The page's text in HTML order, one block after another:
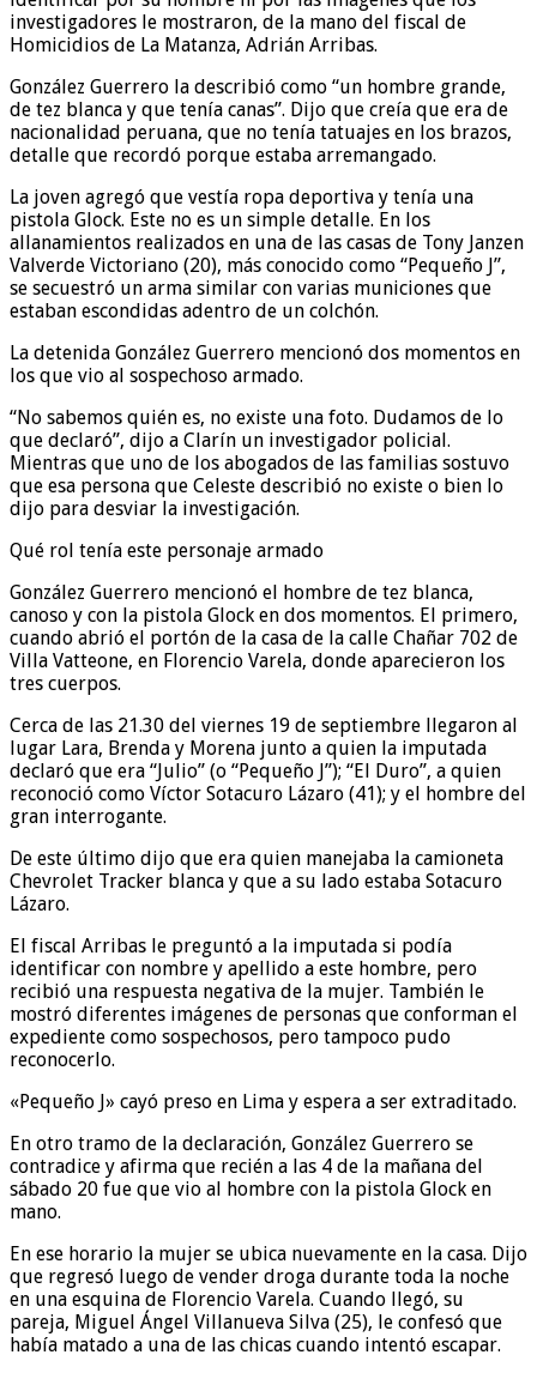
investigadores le mostraron, de la mano del fiscal de
Homicidios de La Matanza, Adrián Arribas.
González Guerrero la describió como “un hombre grande,
de tez blanca y que tenía canas”. Dijo que creía que era de
nacionalidad peruana, que no tenía tatuajes en los brazos,
detalle que recordó porque estaba arremangado.
La joven agregó que vestía ropa deportiva y tenía una
pistola Glock. Este no es un simple detalle. En los
allanamientos realizados en una de las casas de Tony Janzen
Valverde Victoriano (20), más conocido como “Pequeño J”,
se secuestró un arma similar con varias municiones que
estaban escondidas adentro de un colchón.
La detenida González Guerrero mencionó dos momentos en
los que vio al sospechoso armado.
“No sabemos quién es, no existe una foto. Dudamos de lo
que declaró”, dijo a Clarín un investigador policial.
Mientras que uno de los abogados de las familias sostuvo
que esa persona que Celeste describió no existe o bien lo
dijo para desviar la investigación.
Qué rol tenía este personaje armado
González Guerrero mencionó el hombre de tez blanca,
canoso y con la pistola Glock en dos momentos. El primero,
cuando abrió el portón de la casa de la calle Chañar 702 de
Villa Vatteone, en Florencio Varela, donde aparecieron los
tres cuerpos.
Cerca de las 21.30 del viernes 19 de septiembre llegaron al
lugar Lara, Brenda y Morena junto a quien la imputada
declaró que era “Julio” (o “Pequeño J”); “El Duro”, a quien
reconoció como Víctor Sotacuro Lázaro (41); y el hombre del
gran interrogante.
De este último dijo que era quien manejaba la camioneta
Chevrolet Tracker blanca y que a su lado estaba Sotacuro
Lázaro.
El fiscal Arribas le preguntó a la imputada si podía
identificar con nombre y apellido a este hombre, pero
recibió una respuesta negativa de la mujer. También le
mostró diferentes imágenes de personas que conforman el
expediente como sospechosos, pero tampoco pudo
reconocerlo.
«Pequeño J» cayó preso en Lima y espera a ser extraditado.
En otro tramo de la declaración, González Guerrero se
contradice y afirma que recién a las 4 de la mañana del
sábado 20 fue que vio al hombre con la pistola Glock en
mano.
En ese horario la mujer se ubica nuevamente en la casa. Dijo
que regresó luego de vender droga durante toda la noche
en una esquina de Florencio Varela. Cuando llegó, su
pareja, Miguel Ángel Villanueva Silva (25), le confesó que
había matado a una de las chicas cuando intentó escapar.